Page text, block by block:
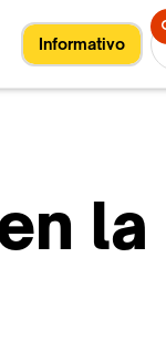
Informativo
la